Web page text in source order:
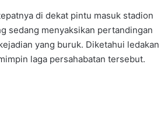
di dekat pintu masuk stadion
sedang menyaksikan pertandingan
yang buruk. Diketahui ledakan
laga persahabatan tersebut.